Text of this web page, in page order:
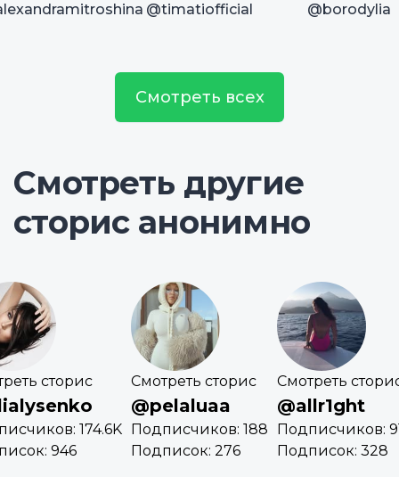
@timatiofficial @borodylia
Смотреть всех
Смотреть другие
сторис анонимно
сторис
174.6K
946
Смотреть сторис
@pelaluaa
Подписчиков: 188
Подписок: 276
Смотреть
@allr1ght
Подписчиков:
Подписок: 328